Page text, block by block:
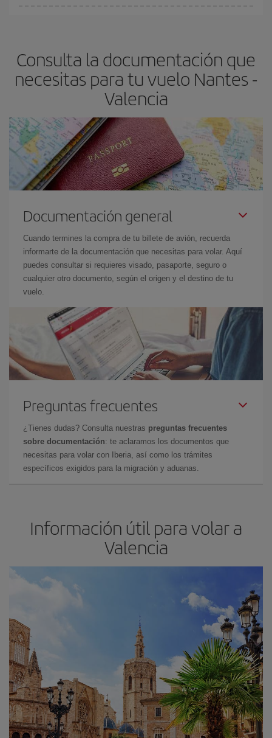
avión más baratos te saldrán. Además, si buscas los vuelos con
las fechas y los horarios del viaje un poco abiertos, podráselegir
el precio más barato.
Consulta la documentación que
necesitas para tu vuelo Nantes -
Valencia
Documentación general
Cuando termines la compra de tu billete de avión, recuerda
informarte de la documentación que necesitas para volar. Aquí
puedes consultar si requieres visado, pasaporte, seguro o
cualquier otro documento, según el origen y el destino de tu
vuelo.
Preguntas frecuentes
¿Tienes dudas? Consulta nuestras preguntas frecuentes
sobre documentación: te aclaramos los documentos que
necesitas para volar con Iberia, así como los trámites
específicos exigidos para la migración y aduanas.
Información útil para volar a
Valencia